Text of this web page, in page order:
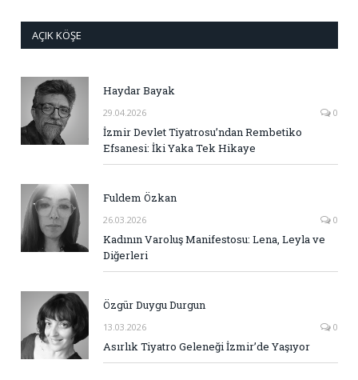
AÇIK KÖŞE
Haydar Bayak
29.04.2026 0
İzmir Devlet Tiyatrosu’ndan Rembetiko
Efsanesi: İki Yaka Tek Hikaye
Fuldem Özkan
26.03.2026 0
Kadının Varoluş Manifestosu: Lena, Leyla ve
Diğerleri
Özgür Duygu Durgun
13.03.2026 0
Asırlık Tiyatro Geleneği İzmir’de Yaşıyor